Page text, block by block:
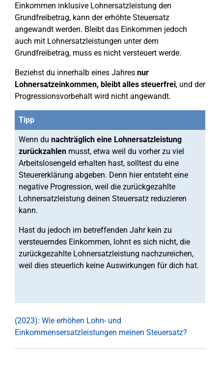
Einkommen inklusive Lohnersatzleistung den
Grundfreibetrag, kann der erhöhte Steuersatz
angewandt werden. Bleibt das Einkommen jedoch
auch mit Lohnersatzleistungen unter dem
Grundfreibetrag, muss es nicht versteuert werde.
Beziehst du innerhalb eines Jahres nur
Lohnersatzeinkommen, bleibt alles steuerfrei, und der
Progressionsvorbehalt wird nicht angewandt.
Tipp
Wenn du nachträglich eine Lohnersatzleistung
zurückzahlen musst, etwa weil du vorher zu viel
Arbeitslosengeld erhalten hast, solltest du eine
Steuererklärung abgeben. Denn hier entsteht eine
negative Progression, weil die zurückgezahlte
Lohnersatzleistung deinen Steuersatz reduzieren
kann.
Hast du jedoch im betreffenden Jahr kein zu
versteuerndes Einkommen, lohnt es sich nicht, die
zurückgezahlte Lohnersatzleistung nachzureichen,
weil dies steuerlich keine Auswirkungen für dich hat.
(2023): Wie erhöhen Lohn- und
Einkommensersatzleistungen meinen Steuersatz?